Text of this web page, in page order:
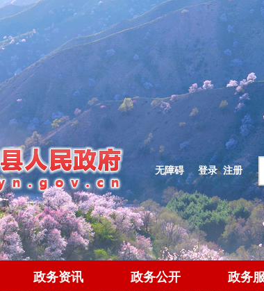
登录|注册
无障碍
政务资讯 政务公开 政务